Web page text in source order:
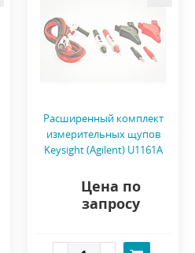
Расширенный комплект
измерительных щупов
Keysight (Agilent) U1161A
Цена по
запросу